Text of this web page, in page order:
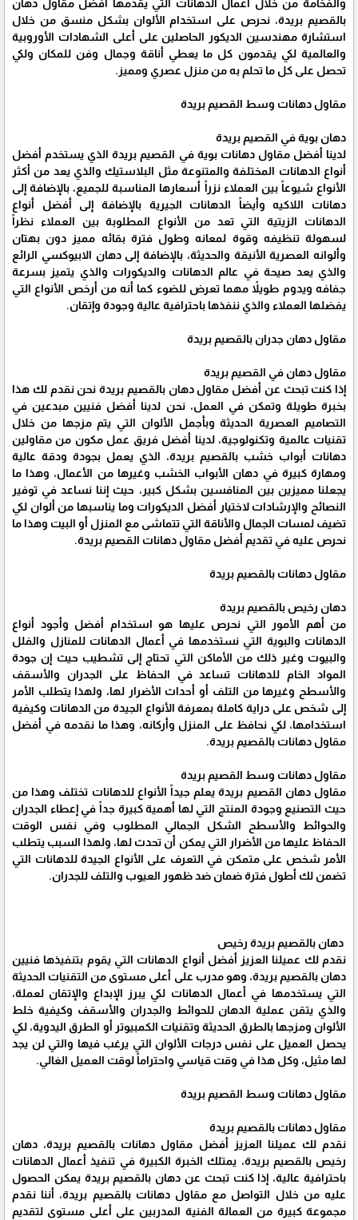
والفخامة من خلال أعمال الدهانات التي يقدمها أفضل مقاول دهان
بالقصيم بريدة، نحرص على استخدام الألوان بشكل منسق من خلال
استشارة مهندسين الديكور الحاصلين على أعلى الشهادات الأوروبية
والعالمية لكي يقدمون كل ما يعطي أناقة وجمال وفن للمكان ولكي
تحصل على كل ما تحلم به من منزل عصري ومميز.
مقاول دهانات وسط القصيم بريدة
دهان بوية في القصيم بريدة
لدينا أفضل مقاول دهانات بوية في القصيم بريدة الذي يستخدم أفضل
أنواع الدهانات المختلفة والمتنوعة مثل البلاستيك والذي يعد من أكثر
الأنواع شيوعاً بين العملاء نزراً أسعارها المناسبة للجميع، بالإضافة إلى
دهانات اللاكيه وأيضاً الدهانات الجيرية بالإضافة إلى أفضل أنواع
الدهانات الزيتية التي تعد من الأنواع المطلوبة بين العملاء نظراً
لسهولة تنظيفه وقوة لمعانه وطول فترة بقائه مميز دون بهتان
وألوانه العصرية الأنيقة والحديثة، بالإضافة إلى دهان الابيوكسي الرائع
والذي يعد صيحة في عالم الدهانات والديكورات والذي يتميز بسرعة
جفافه ويدوم طويلاً مهما تعرض للضوء كما أنه من أرخص الأنواع التي
يفضلها العملاء والذي ننفذها باحترافية عالية وجودة وإتقان.
مقاول دهان جدران بالقصيم بريدة
مقاول دهان في القصيم بريدة
إذا كنت تبحث عن أفضل مقاول دهان بالقصيم بريدة نحن نقدم لك هذا
بخبرة طويلة وتمكن في العمل، نحن لدينا أفضل فنيين مبدعين في
التصاميم العصرية الحديثة وبأجمل الألوان التي يتم مزجها من خلال
تقنيات عالمية وتكنولوجية، لدينا أفضل فريق عمل مكون من مقاولين
دهانات أبواب خشب بالقصيم بريدة، الذي يعمل بجودة ودقة عالية
ومهارة كبيرة في دهان الأبواب الخشب وغيرها من الأعمال، وهذا ما
يجعلنا مميزين بين المنافسين بشكل كبير، حيث إننا نساعد في توفير
النصائح والإرشادات لاختيار أفضل الديكورات وما يناسبها من ألوان لكي
تضيف لمسات الجمال والأناقة التي تتماشى مع المنزل أو البيت وهذا ما
نحرص عليه في تقديم أفضل مقاول دهانات القصيم بريدة.
مقاول دهانات بالقصيم بريدة
دهان رخيص بالقصيم بريدة
من أهم الأمور التي نحرص عليها هو استخدام أفضل وأجود أنواع
الدهانات والبوية التي نستخدمها في أعمال الدهانات للمنازل والفلل
والبيوت وغير ذلك من الأماكن التي تحتاج إلى تشطيب حيث إن جودة
المواد الخام للدهانات تساعد في الحفاظ على الجدران والأسقف
والأسطح وغيرها من التلف أو أحداث الأضرار لها، ولهذا يتطلب الأمر
إلى شخص على دراية كاملة بمعرفة الأنواع الجيدة من الدهانات وكيفية
استخدامها، لكي نحافظ على المنزل وأركانه، وهذا ما نقدمه في أفضل
مقاول دهانات بالقصيم بريدة.
مقاول دهانات وسط القصيم بريدة
مقاول دهان القصيم بريدة يعلم جيداً الأنواع للدهانات تختلف وهذا من
حيث التصنيع وجودة المنتج التي لها أهمية كبيرة جداً في إعطاء الجدران
والحوائط والأسطح الشكل الجمالي المطلوب وفي نفس الوقت
الحفاظ عليها من الأضرار التي يمكن أن تحدث لها، ولهذا السبب يتطلب
الأمر شخص على متمكن في التعرف على الأنواع الجيدة للدهانات التي
تضمن لك أطول فترة ضمان ضد ظهور العيوب والتلف للجدران.
دهان بالقصيم بريدة رخيص
نقدم لك عميلنا العزيز أفضل أنواع الدهانات التي يقوم بتنفيذها فنيين
دهان بالقصيم بريدة، وهو مدرب على أعلى مستوى من التقنيات الحديثة
التي يستخدمها في أعمال الدهانات لكي يبرز الإبداع والإتقان لعملة،
والذي يتقن عملية الدهان للحوائط والجدران والأسقف وكيفية خلط
الألوان ومزجها بالطرق الحديثة وتقنيات الكمبيوتر أو الطرق اليدوية، لكي
يحصل العميل على نفس درجات الألوان التي يرغب فيها والتي لن يجد
لها مثيل، وكل هذا في وقت قياسي واحتراماً لوقت العميل الغالي.
مقاول دهانات وسط القصيم بريدة
مقاول دهانات بالقصيم بريدة
نقدم لك عميلنا العزيز أفضل مقاول دهانات بالقصيم بريدة، دهان
رخيص بالقصيم بريدة، يمتلك الخبرة الكبيرة في تنفيذ أعمال الدهانات
باحترافية عالية، إذا كنت تبحث عن دهان بالقصيم بريدة يمكن الحصول
عليه من خلال التواصل مع مقاول دهانات بالقصيم بريدة، أننا نقدم
مجموعة كبيرة من العمالة الفنية المدربين على أعلى مستوى لتقديم